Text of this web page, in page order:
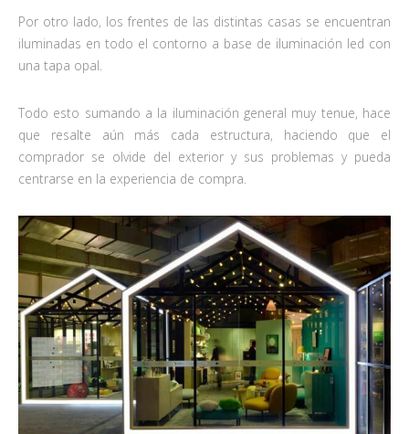
Por otro lado, los frentes de las distintas casas se encuentran
iluminadas en todo el contorno a base de iluminación led con
una tapa opal.
Todo esto sumando a la iluminación general muy tenue, hace
que resalte aún más cada estructura, haciendo que el
comprador se olvide del exterior y sus problemas y pueda
centrarse en la experiencia de compra.